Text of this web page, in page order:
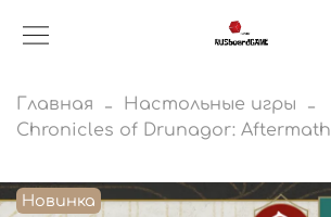
Главная Настольные игры
Chronicles of Drunagor: Aftermath
Новинка